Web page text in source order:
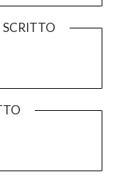
SCRITTO